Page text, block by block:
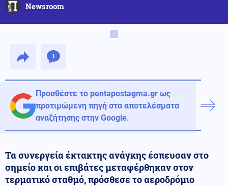
Newsroom
1
Προσθέστε το pentapostagma.gr ως
προτιμώμενη πηγή στα αποτελέσματα
αναζήτησης στην Google.
Τα συνεργεία έκτακτης ανάγκης έσπευσαν στο
σημείο και οι επιβάτες μεταφέρθηκαν στον
τερματικό σταθμό, πρόσθεσε το αεροδρόμιο